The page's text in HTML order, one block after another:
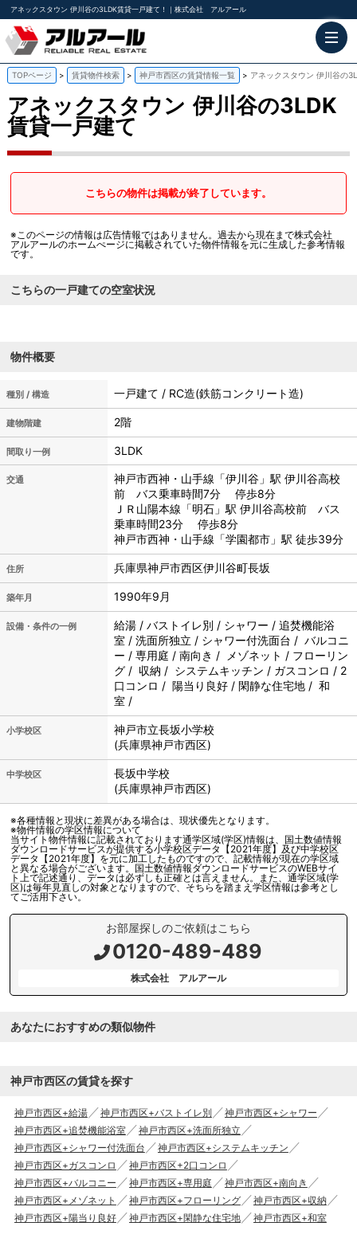
アネックスタウン 伊川谷の3LDK賃貸一戸建て！｜株式会社 アルアール
TOPページ 賃貸物件検索 神戸市西区の賃貸情報一覧 アネックスタウン 伊川谷の
アネックスタウン 伊川谷の3LDK
賃貸一戸建て
こちらの物件は掲載が終了しています。
※このページの情報は広告情報ではありません。過去から現在まで株式会社
アルアールのホームぺージに掲載されていた物件情報を元に生成した参考情報
です。
こちらの一戸建ての空室状況
物件概要
種別 / 構造 一戸建て / RC造(鉄筋コンクリート造)
建物階建 2階
間取り一例 3LDK
交通
神戸市西神・山手線「伊川谷」駅 伊川谷高校
前 バス乗車時間7分 停歩8分
ＪＲ山陽本線「明石」駅 伊川谷高校前 バス
乗車時間23分 停歩8分
神戸市西神・山手線「学園都市」駅 徒歩39分
住所 兵庫県神戸市西区伊川谷町長坂
築年月 1990年9月
設備・条件の一例
給湯 / バストイレ別 / シャワー / 追焚機能浴
室 / 洗面所独立 / シャワー付洗面台 / バルコニ
ー / 専用庭 / 南向き / メゾネット / フローリン
グ / 収納 / システムキッチン / ガスコンロ / 2
口コンロ / 陽当り良好 / 閑静な住宅地 / 和
室 /
小学校区 神戸市立長坂小学校
(兵庫県神戸市西区)
中学校区
長坂中学校
(兵庫県神戸市西区)
※各種情報と現状に差異がある場合は、現状優先となります。
※物件情報の学区情報について
当サイト物件情報に記載されております通学区域(学区)情報は、国土数値情報
ダウンロードサービスが提供する小学校区データ【2021年度】及び中学校区
データ【2021年度】を元に加工したものですので、記載情報が現在の学区域
と異なる場合がございます。国土数値情報ダウンロードサービスのWEBサイ
ト上で記述通り、データは必ずしも正確とは言えません。また、通学区域(学
区)は毎年見直しの対象となりますので、そちらを踏まえ学区情報は参考とし
てご活用下さい。
お部屋探しのご依頼はこちら
0120-489-489
株式会社 アルアール
あなたにおすすめの類似物件
神戸市西区の賃貸を探す
神戸市西区+給湯 神戸市西区+バストイレ別
神戸市西区+シャワー
神戸市西区+追焚機能浴室
神戸市西区+洗面所独立
神戸市西区+シャワー付洗面台
神戸市西区+システムキッチン
神戸市西区+ガスコンロ
神戸市西区+2口コンロ
神戸市西区+バルコニー
神戸市西区+専用庭
神戸市西区+南向き
神戸市西区+メゾネット
神戸市西区+フローリング
神戸市西区+収納
神戸市西区+陽当り良好
神戸市西区+閑静な住宅地 神戸市西区+和室